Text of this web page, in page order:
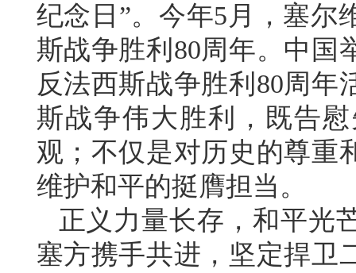
纪念日”。今年5月，塞尔
斯战争胜利80周年。中国
反法西斯战争胜利80周年
斯战争伟大胜利，既告
观；不仅是对历史的尊重
维护和平的挺膺担当。
正义力量长存，和平光
塞方携手共进，坚定捍卫